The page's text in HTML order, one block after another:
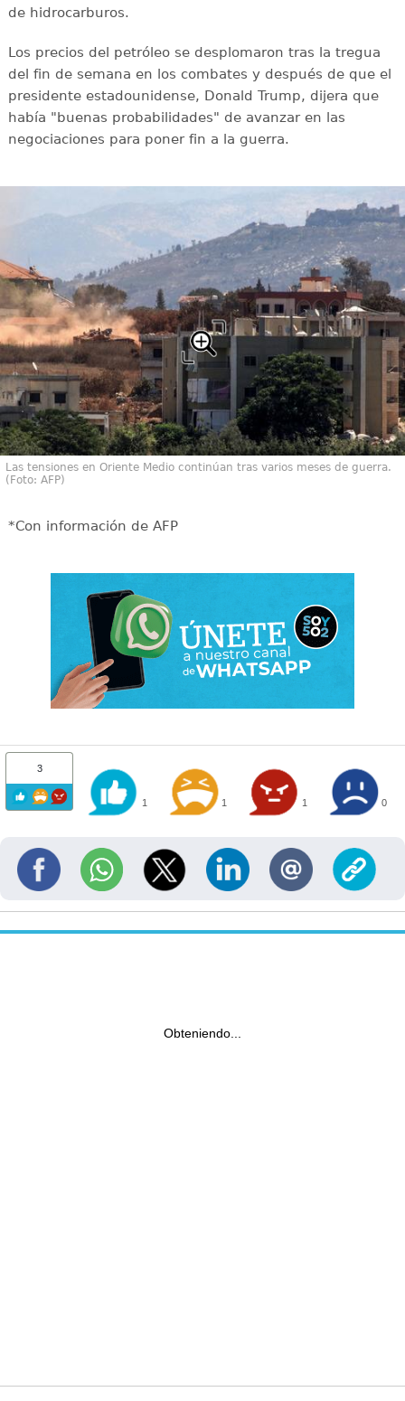
de hidrocarburos.
Los precios del petróleo se desplomaron tras la tregua
del fin de semana en los combates y después de que el
presidente estadounidense, Donald Trump, dijera que
había "buenas probabilidades" de avanzar en las
negociaciones para poner fin a la guerra.
Las tensiones en Oriente Medio continúan tras varios meses de guerra.
(Foto: AFP)
*Con información de AFP
3
1 1 1 0
Obteniendo...